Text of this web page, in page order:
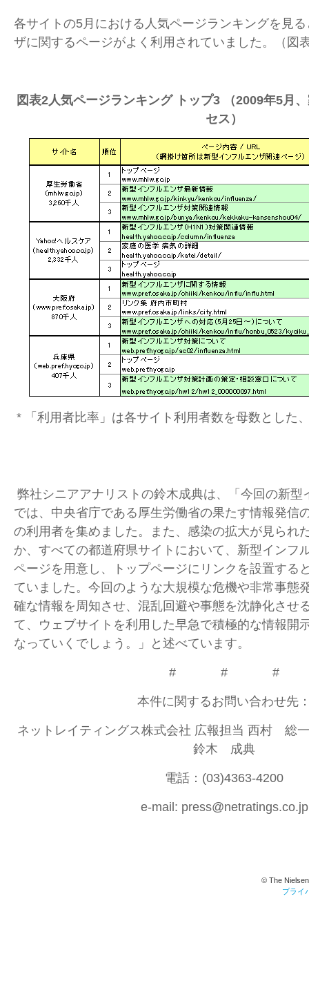
各サイトの5月における人気ページランキングを見
ザに関するページがよく利用されていました。（図
図表2人気ページランキング トップ3 （2009年5月
セス）
* 「利用者比率」は各サイト利用者数を母数とした
弊社シニアアナリストの鈴木成典は、「今回の新型
では、中央省庁である厚生労働省の果たす情報発信
の利用者を集めました。また、感染の拡大が見られ
か、すべての都道府県サイトにおいて、新型インフ
ページを用意し、トップページにリンクを設置する
ていました。今回のような大規模な危機や非常事態
確な情報を周知させ、混乱回避や事態を沈静化させ
て、ウェブサイトを利用した早急で積極的な情報開
なっていくでしょう。」と述べています。
# # #
本件に関するお問い合わせ先
ネットレイティングス株式会社 広報担当 西村 総
鈴木 成典
電話：(03)4363-4200
e-mail: press@netratings.co.jp
© The
プライ